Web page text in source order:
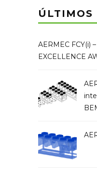
ÚLTIMOS
AERMEC FCY(i)
EXCELLENCE